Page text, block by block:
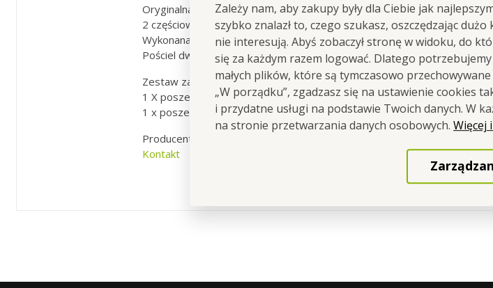
Zależy nam, aby zakupy były dla Ciebie jak
szybko znalazł to, czego szukasz, oszczędzając
nie interesują. Abyś zobaczył stronę w widoku, do
się za każdym razem logować. Dlatego
małych plików, które są tymczasowo
„W porządku”, zgadzasz się na ustawienie cookies
i przydatne usługi na podstawie Twoich danych. W
na stronie przetwarzania danych osobowych.Więcej
Oryginalna pościel w sypialni będzie ozdoba łóżka.
2 częściowy komplet pościeli dla jednej osoby, zapinana na suwak.
Wykonana z mikrofibry poliestrowej PES
Pościel dwustronna
Zestaw zawiera:
1 X poszewka na poduszkę 70 x 80 cm
1 x poszewka na kołdrę 140 x 200 cm
Producent / Importer: Vaše Dedra s. r. o., Podhradní 69, Česká Skalice,
Kontakt